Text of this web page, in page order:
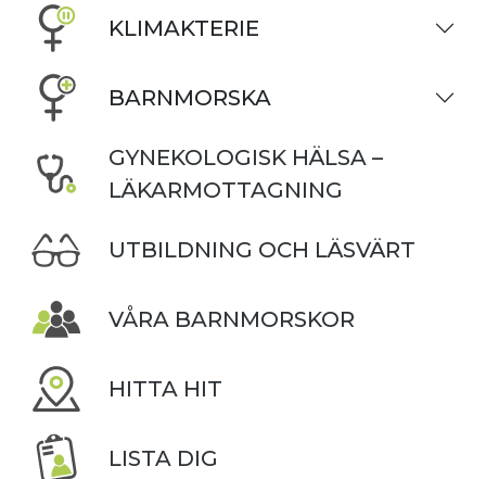
KLIMAKTERIE
BARNMORSKA
GYNEKOLOGISK HÄLSA –
LÄKARMOTTAGNING
UTBILDNING OCH LÄSVÄRT
VÅRA BARNMORSKOR
HITTA HIT
LISTA DIG